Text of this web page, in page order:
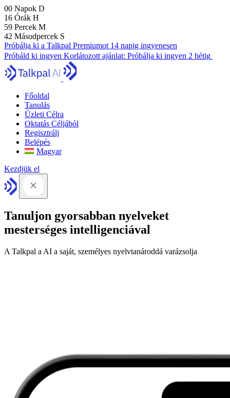
00 Napok D
16 Órák H
59 Percek M
41 Másodpercek S
Próbálja ki a Talkpal Premiumot 14 napig ingyenesen
Próbáld ki ingyen Korlátozott ajánlat: Próbálja ki ingyen 2 hétig
Főoldal
Tanulás
Üzleti Célra
Oktatás Céljából
Regisztrálj
Belépés
Magyar
Kezdjük el
Tanuljon gyorsabban nyelveket
mesterséges intelligenciával
A Talkpal a AI a saját, személyes nyelvtanároddá varázsolja